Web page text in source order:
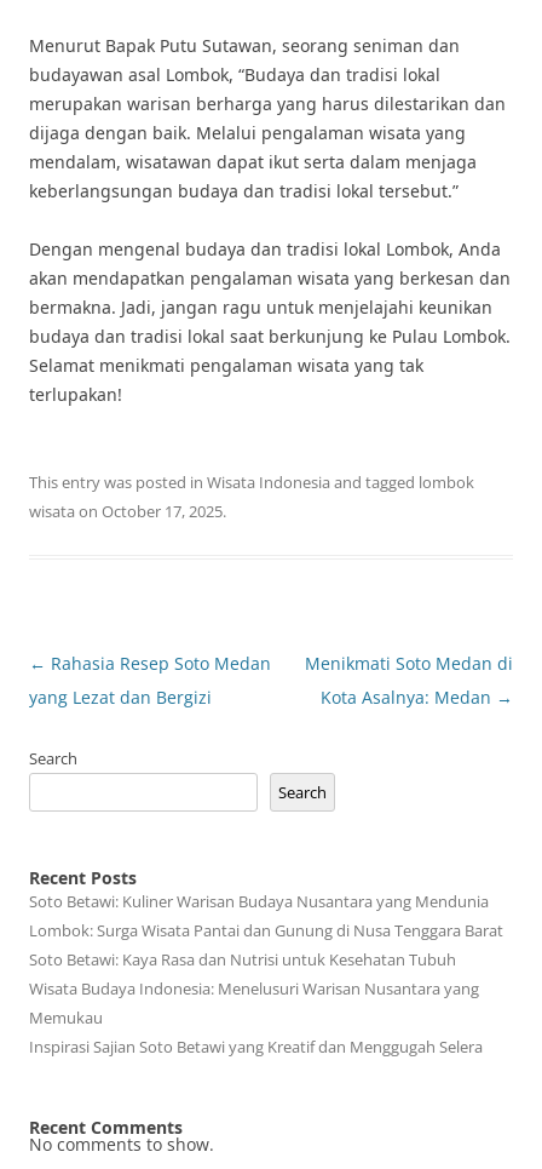
Menurut Bapak Putu Sutawan, seorang seniman dan
budayawan asal Lombok, “Budaya dan tradisi lokal
merupakan warisan berharga yang harus dilestarikan dan
dijaga dengan baik. Melalui pengalaman wisata yang
mendalam, wisatawan dapat ikut serta dalam menjaga
keberlangsungan budaya dan tradisi lokal tersebut.”
Dengan mengenal budaya dan tradisi lokal Lombok, Anda
akan mendapatkan pengalaman wisata yang berkesan dan
bermakna. Jadi, jangan ragu untuk menjelajahi keunikan
budaya dan tradisi lokal saat berkunjung ke Pulau Lombok.
Selamat menikmati pengalaman wisata yang tak
terlupakan!
This entry was posted in Wisata Indonesia and tagged lombok
wisata on October 17, 2025.
Post
navigation
← Rahasia Resep Soto Medan
yang Lezat dan Bergizi
Menikmati Soto Medan di
Kota Asalnya: Medan →
Search
Search
Recent Posts
Soto Betawi: Kuliner Warisan Budaya Nusantara yang Mendunia
Lombok: Surga Wisata Pantai dan Gunung di Nusa Tenggara Barat
Soto Betawi: Kaya Rasa dan Nutrisi untuk Kesehatan Tubuh
Wisata Budaya Indonesia: Menelusuri Warisan Nusantara yang
Memukau
Inspirasi Sajian Soto Betawi yang Kreatif dan Menggugah Selera
Recent Comments
No comments to show.